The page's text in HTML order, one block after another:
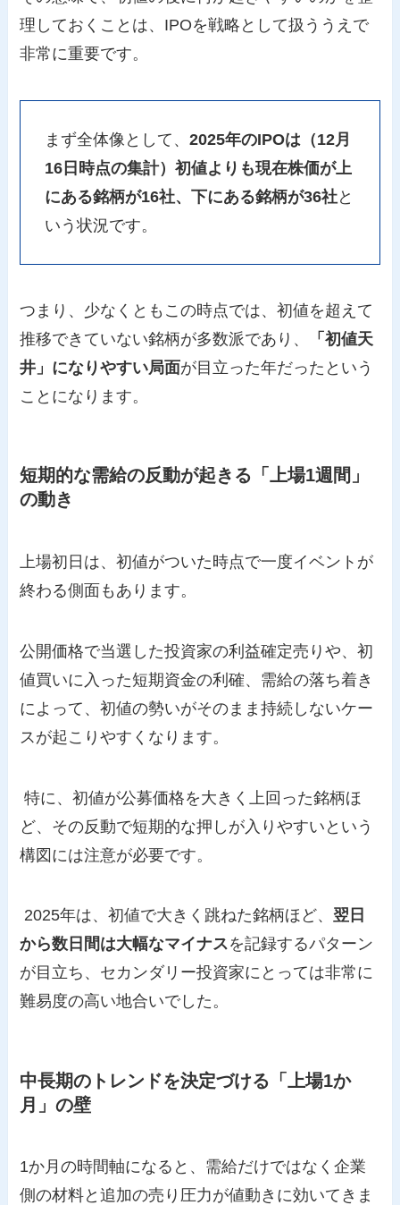
理しておくことは、IPOを戦略として扱ううえで
非常に重要です。
まず全体像として、2025年のIPOは（12月
16日時点の集計）初値よりも現在株価が上
にある銘柄が16社、下にある銘柄が36社と
いう状況です。
つまり、少なくともこの時点では、初値を超えて
推移できていない銘柄が多数派であり、
「初値天
井」になりやすい局面が目立った年だったという
ことになります。
短期的な需給の反動が起きる「上場1週間」
の動き
上場初日は、初値がついた時点で一度イベントが
終わる側面もあります。
公開価格で当選した投資家の利益確定売りや、初
値買いに入った短期資金の利確、需給の落ち着き
によって、初値の勢いがそのまま持続しないケー
スが起こりやすくなります。
特に、初値が公募価格を大きく上回った銘柄ほ
ど、その反動で短期的な押しが入りやすいという
構図には注意が必要です。
2025年は、初値で大きく跳ねた銘柄ほど、 翌日
から数日間は大幅なマイナスを記録するパターン
が目立ち、セカンダリー投資家にとっては非常に
難易度の高い地合いでした。
中長期のトレンドを決定づける「上場1か
月」の壁
1か月の時間軸になると、需給だけではなく企業
側の材料と追加の売り圧力が値動きに効いてきま